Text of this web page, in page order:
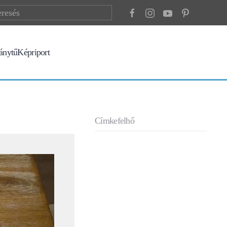
Képriport
Címkefelhő